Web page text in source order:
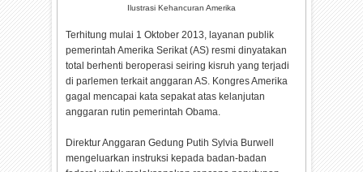
Ilustrasi Kehancuran Amerika
Terhitung mulai 1 Oktober 2013, layanan publik
pemerintah Amerika Serikat (AS) resmi dinyatakan
total berhenti beroperasi seiring kisruh yang terjadi
di parlemen terkait anggaran AS. Kongres Amerika
gagal mencapai kata sepakat atas kelanjutan
anggaran rutin pemerintah Obama.
Direktur Anggaran Gedung Putih Sylvia Burwell
mengeluarkan instruksi kepada badan-badan